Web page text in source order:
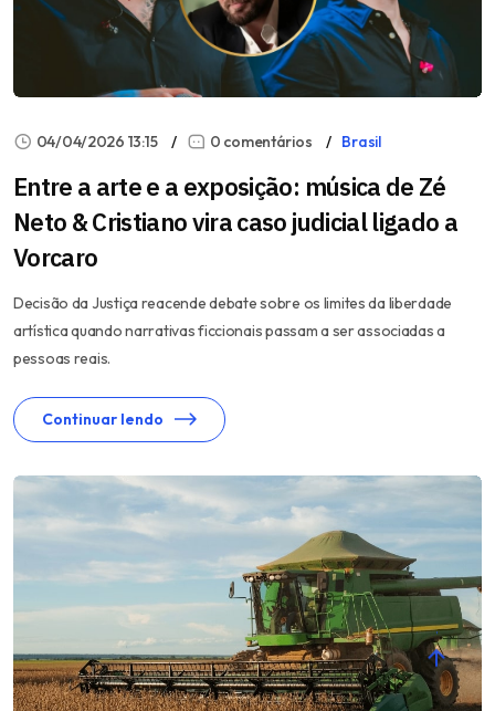
04/04/2026 13:15 0 comentários Brasil
Entre a arte e a exposição: música de Zé
Neto & Cristiano vira caso judicial ligado a
Vorcaro
Decisão da Justiça reacende debate sobre os limites da liberdade
artística quando narrativas ficcionais passam a ser associadas a
pessoas reais.
Continuar lendo